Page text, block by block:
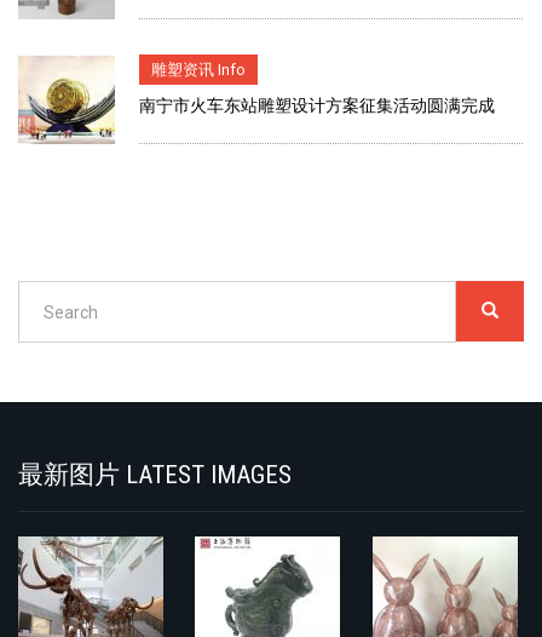
雕塑资讯 Info
南宁市火车东站雕塑设计方案征集活动圆满完成
最新图片 LATEST IMAGES